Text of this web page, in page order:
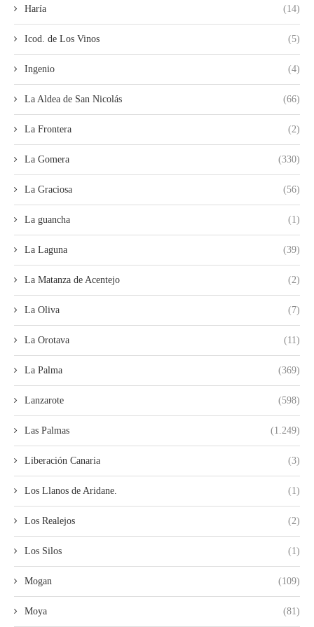
Haría (14)
Icod. de Los Vinos (5)
Ingenio (4)
La Aldea de San Nicolás (66)
La Frontera (2)
La Gomera (330)
La Graciosa (56)
La guancha (1)
La Laguna (39)
La Matanza de Acentejo (2)
La Oliva (7)
La Orotava (11)
La Palma (369)
Lanzarote (598)
Las Palmas (1.249)
Liberación Canaria (3)
Los Llanos de Aridane. (1)
Los Realejos (2)
Los Silos (1)
Mogan (109)
Moya (81)